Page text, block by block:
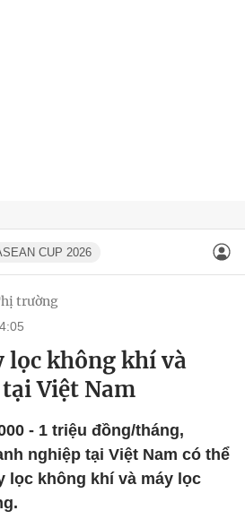
CUP 2026
trường
lọc không khí và
Việt Nam
- 1 triệu đồng/tháng,
nghiệp tại Việt Nam có thể
lọc không khí và máy lọc